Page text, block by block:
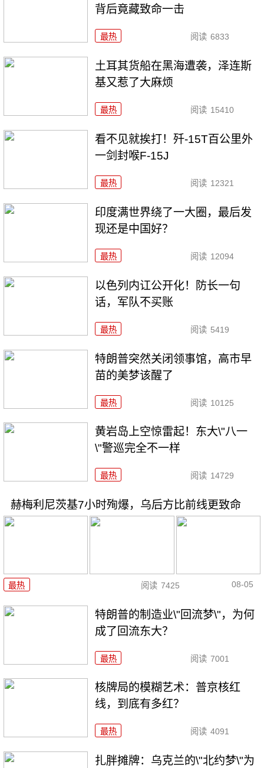
背后竟藏致命一击
最热 阅读 6833
土耳其货船在黑海遭袭，泽连斯
基又惹了大麻烦
最热 阅读 15410
看不见就挨打！歼-15T百公里外
一剑封喉F-15J
最热 阅读 12321
印度满世界绕了一大圈，最后发
现还是中国好？
最热 阅读 12094
以色列内讧公开化！防长一句
话，军队不买账
最热 阅读 5419
特朗普突然关闭领事馆，高市早
苗的美梦该醒了
最热 阅读 10125
黄岩岛上空惊雷起！东大\"八一
\"警巡完全不一样
最热 阅读 14729
赫梅利尼茨基7小时殉爆，乌后方比前线更致命
最热 阅读 7425 08-05
特朗普的制造业\"回流梦\"，为何
成了回流东大？
最热 阅读 7001
核牌局的模糊艺术：普京核红
线，到底有多红？
最热 阅读 4091
扎胖摊牌：乌克兰的\"北约梦\"为